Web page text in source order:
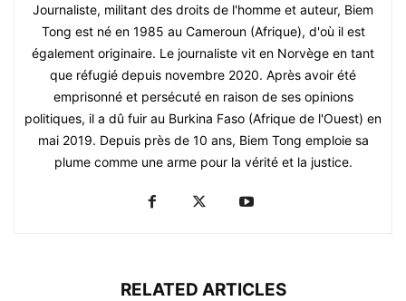
Journaliste, militant des droits de l'homme et auteur, Biem
Tong est né en 1985 au Cameroun (Afrique), d'où il est
également originaire. Le journaliste vit en Norvège en tant
que réfugié depuis novembre 2020. Après avoir été
emprisonné et persécuté en raison de ses opinions
politiques, il a dû fuir au Burkina Faso (Afrique de l'Ouest) en
mai 2019. Depuis près de 10 ans, Biem Tong emploie sa
plume comme une arme pour la vérité et la justice.
RELATED ARTICLES